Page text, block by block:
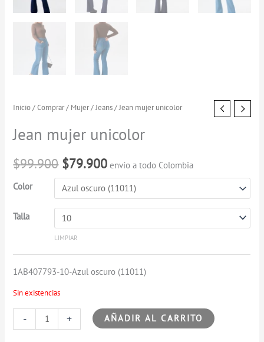
Inicio/Comprar/ Mujer/Jeans/ Jean mujer unicolor
Jean mujer unicolor
$99.900
El
precio
original
era:
$99.900.
$79.900
El
precio
actual
es:
$79.900.
envío a todo Colombia
Color
Talla
LIMPIAR
1AB407793-10-Azul oscuro (11011)
Sin existencias
-
Jean
unicolor
cantidad
+ AÑADIR AL CARRITO